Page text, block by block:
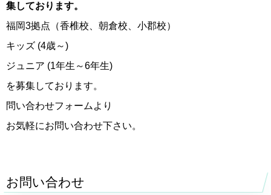
集しております。
福岡3拠点（香椎校、朝倉校、小郡校）
キッズ (4歳～)
ジュニア (1年生～6年生)
を募集しております。
問い合わせフォームより
お気軽にお問い合わせ下さい。
お問い合わせ